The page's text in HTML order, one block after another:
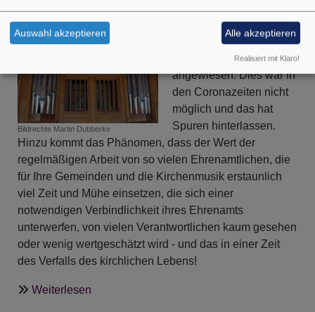
Bildrechte Martin Dubberke
sind auf regelmäßiges
Proben unter guten
Bedingungen
angewiesen. Dies war in
den Coronazeiten nicht
möglich und das hat
Spuren hinterlassen.
Hinzu kommt das Phänomen, dass der Wert der
regelmäßigen Arbeit von so vielen Ehrenamtlichen, die
für Ihre Gemeinden und die Kirchenmusik erstaunlich
viel Zeit und Mühe einsetzen, die sich einer
notwendigen Verbindlichkeit ihres Ehrenamts
unterwerfen, von vielen Verantwortlichen kaum gesehen
oder wenig wertgeschätzt wird - und das in einer Zeit
des Verfalls des kirchlichen Lebens!
Weiterlesen
Auswahl akzeptieren Alle akzeptieren
Realisiert mit Klaro!